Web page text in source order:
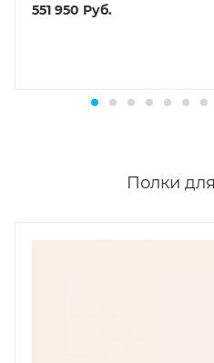
551 950 Руб.
Полки